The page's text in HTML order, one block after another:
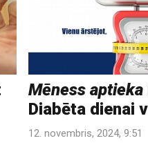
Mēness aptieka
Diabēta dienai
12. novembris, 2024, 9:51